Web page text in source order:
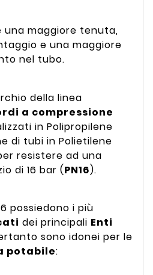
una maggiore tenuta,
e una maggiore
nel tubo.
della linea
a compressione
in Polipropilene
di tubi in Polietilene
resistere ad una
di 16 bar (PN16).
possiedono i più
dei principali Enti
sono idonei per le
potabile: